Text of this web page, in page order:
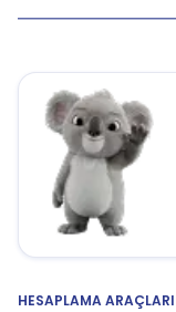
HESAPLAMA ARAÇLARI